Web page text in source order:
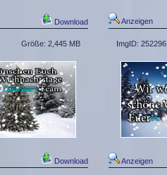
Download Anzeigen
Größe: 2,445 MB
Download
ImgID: 252296
Anzeigen